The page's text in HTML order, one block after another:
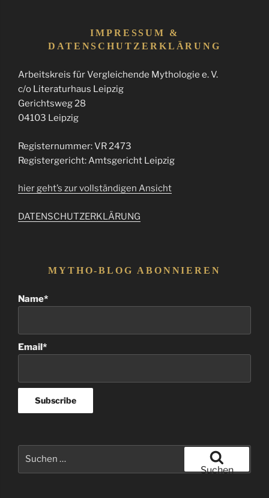
IMPRESSUM &
DATENSCHUTZERKLÄRUNG
Arbeitskreis für Vergleichende Mythologie e. V.
c/o Literaturhaus Leipzig
Gerichtsweg 28
04103 Leipzig
Registernummer: VR 2473
Registergericht: Amtsgericht Leipzig
hier geht’s zur vollständigen Ansicht
DATENSCHUTZERKLÄRUNG
MYTHO-BLOG ABONNIEREN
Name*
Email*
Suchen